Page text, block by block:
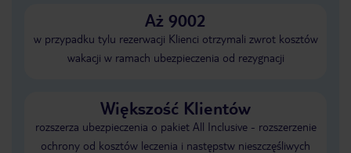
Aż 9002
w przypadku tylu rezerwacji Klienci otrzymali zwrot kosztów
wakacji w ramach ubezpieczenia od rezygnacji
Większość Klientów
rozszerza ubezpieczenia o pakiet All Inclusive - rozszerzenie
ochrony od kosztów leczenia i następstw nieszczęśliwych